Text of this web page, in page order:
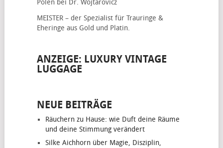
Polen bei Dr. Wojtarovicz
MEISTER – der Spezialist für Trauringe &
Eheringe aus Gold und Platin.
ANZEIGE: LUXURY VINTAGE
LUGGAGE
NEUE BEITRÄGE
Räuchern zu Hause: wie Duft deine Räume
und deine Stimmung verändert
Silke Aichhorn über Magie, Disziplin,